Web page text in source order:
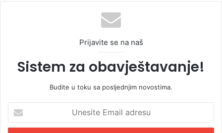
Prijavite se na naš
Sistem za obavještavanje!
Budite u toku sa posljednjim novostima.
e